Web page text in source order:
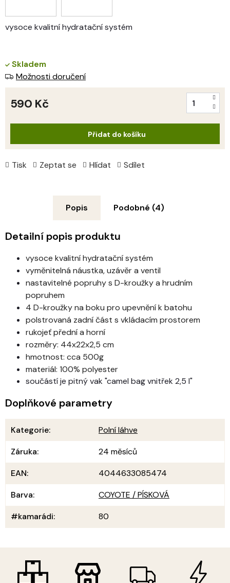
vysoce kvalitní hydratační systém
Tisk Zeptat se Hlídat Sdílet
Skladem
Možnosti doručení
590 Kč
Přidat do košíku
Popis Podobné (4)
Detailní popis produktu
vysoce kvalitní hydratační systém
vyměnitelná náustka, uzávěr a ventil
nastavitelné popruhy s D-kroužky a hrudním
popruhem
4 D-kroužky na boku pro upevnění k batohu
polstrovaná zadní část s vkládacím prostorem
rukojeť přední a horní
rozměry: 44x22x2,5 cm
hmotnost: cca 500g
materiál: 100% polyester
součástí je pitný vak "camel bag vnitřek 2,5 l"
Doplňkové parametry
Kategorie:
Polní láhve
Záruka:
24 měsíců
EAN:
4044633085474
Barva:
COYOTE / PÍSKOVÁ
#kamarádi: 80